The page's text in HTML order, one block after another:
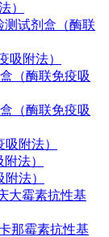
）
测试剂盒（酶联
吸附法）
（酶联免疫吸
（酶联免疫吸
附法）
法）
法）
大霉素抗性基
那霉素抗性基